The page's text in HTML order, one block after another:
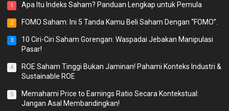
1 Apa Itu Indeks Saham? Panduan Lengkap untuk Pemula
2 FOMO Saham: Ini 5 Tanda Kamu Beli Saham Dengan “FOMO”.
3
10 Ciri-Ciri Saham Gorengan: Waspadai Jebakan Manipulasi
Pasar!
4
ROE Saham Tinggi Bukan Jaminan! Pahami Konteks Industri &
Sustainable ROE
5
Memahami Price to Earnings Ratio Secara Kontekstual:
Jangan Asal Membandingkan!